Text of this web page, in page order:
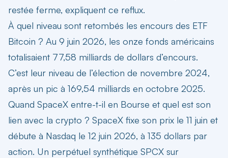
restée ferme, expliquent ce reflux.
À quel niveau sont retombés les encours des ETF
Bitcoin ? Au 9 juin 2026, les onze fonds américains
totalisaient 77,58 milliards de dollars d’encours.
C’est leur niveau de l’élection de novembre 2024,
après un pic à 169,54 milliards en octobre 2025.
Quand SpaceX entre-t-il en Bourse et quel est son
lien avec la crypto ? SpaceX fixe son prix le 11 juin et
débute à Nasdaq le 12 juin 2026, à 135 dollars par
action. Un perpétuel synthétique SPCX sur